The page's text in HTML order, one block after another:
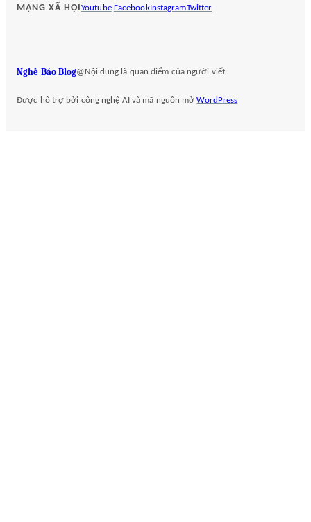
a
MẠNG XÃ HỘIYoutube FacebookInstagramTwitter
Nghề Báo Blog@Nội dung là quan điểm của người viết.
Được hỗ trợ bởi công nghệ AI và mã nguồn mởWordPress